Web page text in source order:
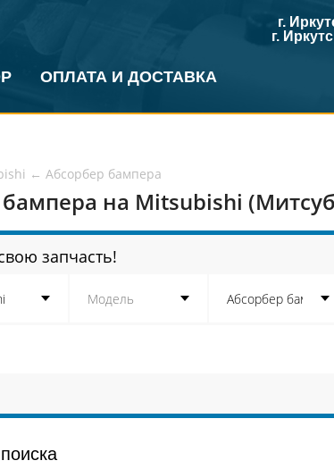
ОПЛАТА И ДОСТАВКА
г.
г.
← Абсорбер бампера
на Mitsubishi
запчасть!